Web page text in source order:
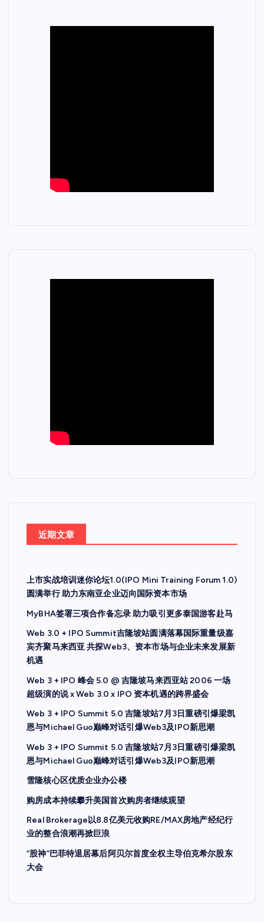
近期文章
上市实战培训迷你论坛1.0(IPO Mini Training Forum 1.0)
圆满举行 助力东南亚企业迈向国际资本市场
MyBHA签署三项合作备忘录 助力吸引更多泰国游客赴马
Web 3.0 + IPO Summit吉隆坡站圆满落幕国际重量级嘉
宾齐聚马来西亚 共探Web3、资本市场与企业未来发展新
机遇
Web 3 + IPO 峰会 5.0 @ 吉隆坡马来西亚站 2006 一场
超级演的说 x Web 3.0 x IPO 资本机遇的跨界盛会
Web 3 + IPO Summit 5.0 吉隆坡站7月3日重磅引爆梁凯
恩与Michael Guo巅峰对话引爆Web3及IPO新思潮
Web 3 + IPO Summit 5.0 吉隆坡站7月3日重磅引爆梁凯
恩与Michael Guo巅峰对话引爆Web3及IPO新思潮
雪隆核心区优质企业办公楼
购房成本持续攀升美国首次购房者继续观望
Real Brokerage以8.8亿美元收购RE/MAX房地产经纪行
业的整合浪潮再掀巨浪
“股神”巴菲特退居幕后阿贝尔首度全权主导伯克希尔股东
大会